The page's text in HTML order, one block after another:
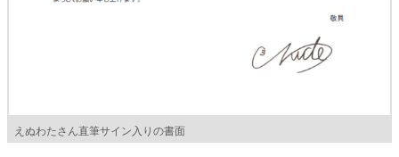
えぬわたさん直筆サイン入りの書面